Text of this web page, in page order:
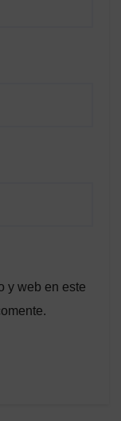
y web en este